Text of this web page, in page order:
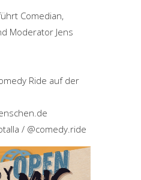
Comedian,
Moderator Jens
Ride auf der
/ @comedy.ride